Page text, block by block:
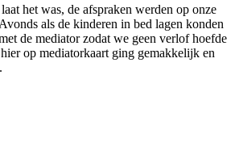
het was, de afspraken werden op onze
Avonds als de kinderen in bed lagen konden
de mediator zodat we geen verlof hoefde
op mediatorkaart ging gemakkelijk en